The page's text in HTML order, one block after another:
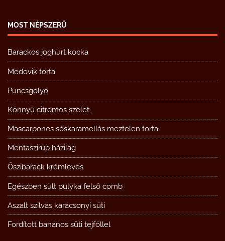
MOST NÉPSZERŰ
Barackos joghurt kocka
Medovik torta
Puncsgolyó
Könnyű citromos szelet
Mascarpones sóskaramellás meztelen torta
Mentaszirup házilag
Őszibarack krémleves
Egészben sült pulyka felső comb
Aszalt szilvás karácsonyi süti
Fordított banános süti tejföllel